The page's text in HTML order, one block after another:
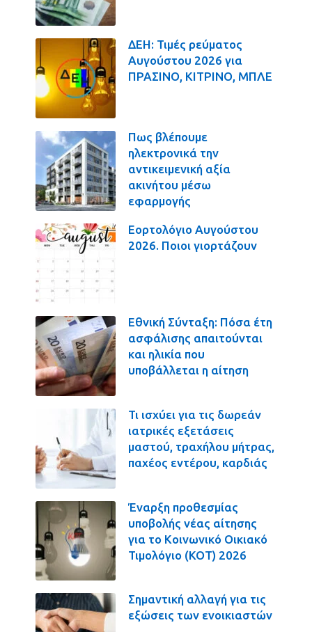
ΔΕΗ: Τιμές ρεύματος
Αυγούστου 2026 για
ΠΡΑΣΙΝΟ, ΚΙΤΡΙΝΟ, ΜΠΛΕ
Πως βλέπουμε
ηλεκτρονικά την
αντικειμενική αξία
ακινήτου μέσω
εφαρμογής
Εορτολόγιο Αυγούστου
2026. Ποιοι γιορτάζουν
Εθνική Σύνταξη: Πόσα έτη
ασφάλισης απαιτούνται
και ηλικία που
υποβάλλεται η αίτηση
Τι ισχύει για τις δωρεάν
ιατρικές εξετάσεις
μαστού, τραχήλου μήτρας,
παχέος εντέρου, καρδιάς
Έναρξη προθεσμίας
υποβολής νέας αίτησης
για το Κοινωνικό Οικιακό
Τιμολόγιο (ΚΟΤ) 2026
Σημαντική αλλαγή για τις
εξώσεις των ενοικιαστών